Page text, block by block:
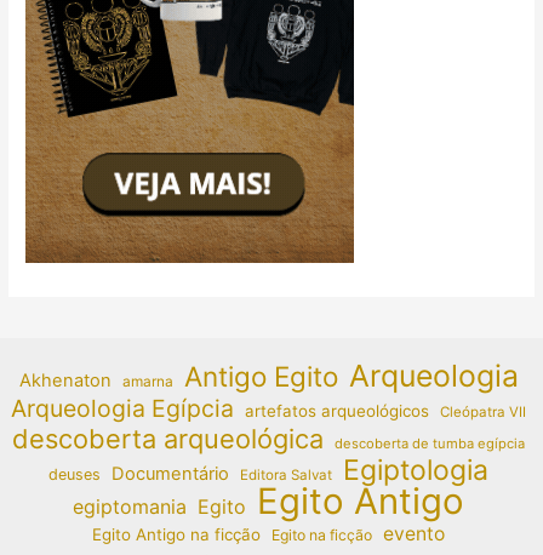
Akhenaton amarna Antigo Egito Arqueologia
Arqueologia Egípcia artefatos arqueológicos Cleópatra VII
descoberta arqueológica descoberta de tumba egípcia
deuses Documentário Editora Salvat Egiptologia
egiptomania Egito Egito Antigo
Egito Antigo na ficção Egito na ficção evento